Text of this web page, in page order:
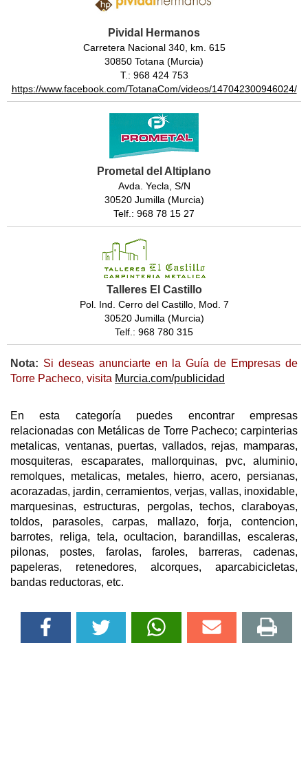
Pividal Hermanos
Carretera Nacional 340, km. 615
30850 Totana (Murcia)
T.: 968 424 753
https://www.facebook.com/TotanaCom/videos/147042300946024/
Prometal del Altiplano
Avda. Yecla, S/N
30520 Jumilla (Murcia)
Telf.: 968 78 15 27
Talleres El Castillo
Pol. Ind. Cerro del Castillo, Mod. 7
30520 Jumilla (Murcia)
Telf.: 968 780 315
Nota: Si deseas anunciarte en la Guía de Empresas de
Torre Pacheco, visita Murcia.com/publicidad
En esta categoría puedes encontrar empresas
relacionadas con Metálicas de Torre Pacheco; carpinterias
metalicas, ventanas, puertas, vallados, rejas, mamparas,
mosquiteras, escaparates, mallorquinas, pvc, aluminio,
remolques, metalicas, metales, hierro, acero, persianas,
acorazadas, jardin, cerramientos, verjas, vallas, inoxidable,
marquesinas, estructuras, pergolas, techos, claraboyas,
toldos, parasoles, carpas, mallazo, forja, contencion,
barrotes, religa, tela, ocultacion, barandillas, escaleras,
pilonas, postes, farolas, faroles, barreras, cadenas,
papeleras, retenedores, alcorques, aparcabicicletas,
bandas reductoras, etc.